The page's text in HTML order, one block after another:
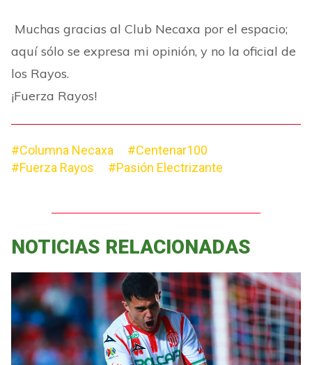
Muchas gracias al Club Necaxa por el espacio;
aquí sólo se expresa mi opinión, y no la oficial de
los Rayos.
¡Fuerza Rayos!
#Columna Necaxa
#Centenar100
#Fuerza Rayos
#Pasión Electrizante
NOTICIAS RELACIONADAS